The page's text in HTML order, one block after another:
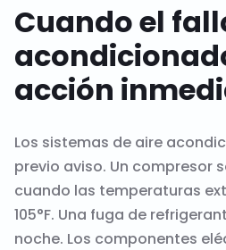
Cuando el
acción
Los sistemas de aire
previo aviso. Un compresor
cuando las temperaturas
105°F. Una fuga de
noche. Los componentes